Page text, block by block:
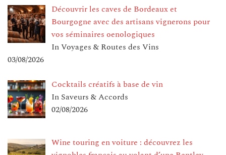
Découvrir les caves de Bordeaux et
Bourgogne avec des artisans vignerons pour
vos séminaires oenologiques
In Voyages & Routes des Vins
03/08/2026
Cocktails créatifs à base de vin
In Saveurs & Accords
02/08/2026
Wine touring en voiture : découvrez les